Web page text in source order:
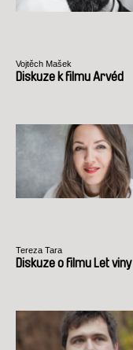
Vojtěch Mašek
Diskuze k filmu Arvéd
Tereza Tara
Diskuze o filmu Let viny